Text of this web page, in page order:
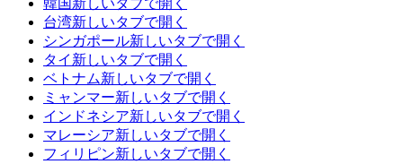
韓国新しいタブで開く
台湾新しいタブで開く
シンガポール新しいタブで開く
タイ 新しいタブで開く
ベトナム新しいタブで開く
ミャンマー新しいタブで開く
インドネシア新しいタブで開く
マレーシア新しいタブで開く
フィリピン新しいタブで開く